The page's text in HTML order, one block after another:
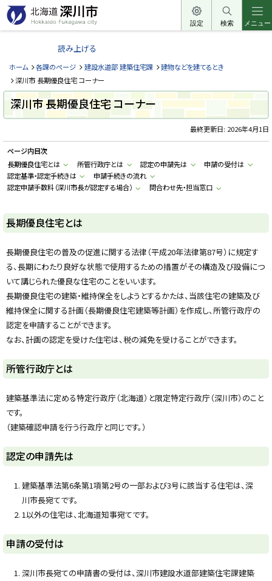
本
文
へ
ー
北
道
深
川
市
H
k
a
d
o
F
u
a
g
a
c
t
y
設定 検索 メニュー
読み上げる
ホーム 各課のページ 建設水道部 建築住宅課
建物などを建てるとき
深川市 長期優良住宅 コーナー
深川市 長期優良住宅 コーナー
最終更新日: 2026年4月1日
ページ内目次
長期優良住宅とは
所管行政庁とは 認定の申請先は
申請の受付は
認定基準・認定手続きは
申請手続きの流れ
認定申請手数料（深川市長が認定する場合）
問合わせ先・担当窓口
長期優良住宅とは
長期優良住宅の普及の促進に関する法律（平成20年法律第87号）に規定す
る、長期にわたり良好な状態で使用するための措置がその構造及び設備につ
いて講じられた優良な住宅のことをいいます。
長期優良住宅の建築・維持保全をしようとするかたは、当該住宅の建築及び
維持保全に関する計画（長期優良住宅建築等計画）を作成し、所管行政庁の
認定を申請することができます。
なお、計画の認定を受けた住宅は、税の減免を受けることができます。
ト
ッ
プ
に
戻
所管行政庁とは
建築基準法に定める特定行政庁（北海道）と限定特定行政庁（深川市）のこと
です。
（建築確認申請を行う行政庁と同じです。）
ト
ッ
認定の申請先は
建築基準法第6条第1項第2号の一部および3号に該当する住宅は、深
川市長宛てです。
1以外の住宅は、北海道知事宛てです。
ト
ッ
申請の受付は
深川市長宛ての申請書の受付は、深川市建設水道部建築住宅課建築